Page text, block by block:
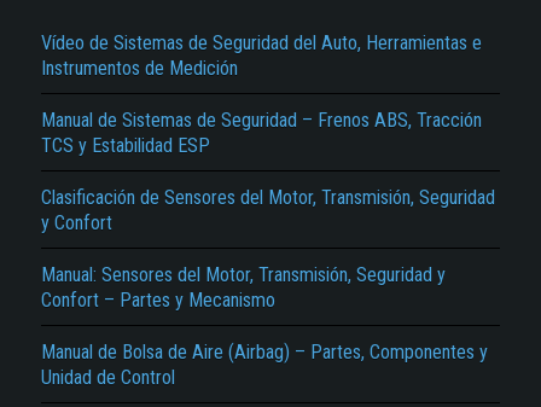
Vídeo de Sistemas de Seguridad del Auto, Herramientas e
Instrumentos de Medición
Manual de Sistemas de Seguridad – Frenos ABS, Tracción
TCS y Estabilidad ESP
Clasificación de Sensores del Motor, Transmisión, Seguridad
y Confort
Manual: Sensores del Motor, Transmisión, Seguridad y
Confort – Partes y Mecanismo
Manual de Bolsa de Aire (Airbag) – Partes, Componentes y
Unidad de Control
Texto o Imagen de portada son erróneos.
No carga o no se visualiza el contenido.
Reportar otro tipo de error...